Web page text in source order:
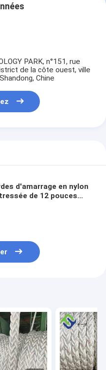
PARK, n°151, rue
de la côte ouest, ville
Chine
d'amarrage en nylon
de 12 pouces